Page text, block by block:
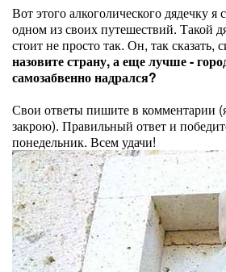
Вот этого алкоголического дядечку я
одном из своих путешествий. Такой
стоит не просто так. Он, так сказать,
назовите страну, а еще лучше -
самозабвенно надрался?
Свои ответы пишите в комментарии
закрою). Правильный ответ и
понедельник. Всем удачи!